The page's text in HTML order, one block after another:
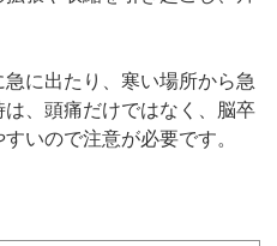
に出たり、寒い場所から急
、頭痛だけではなく、脳卒
いので注意が必要です。